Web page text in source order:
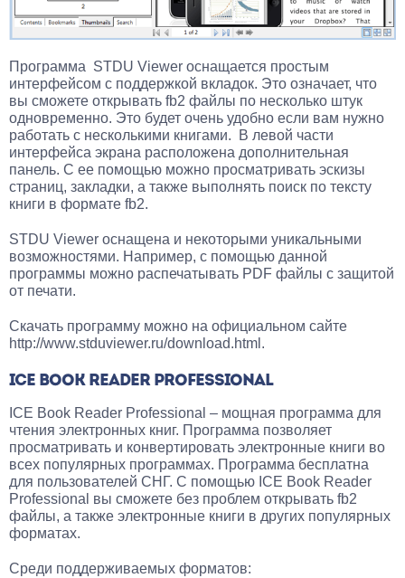
Программа STDU Viewer оснащается простым
интерфейсом с поддержкой вкладок. Это означает, что
вы сможете открывать fb2 файлы по несколько штук
одновременно. Это будет очень удобно если вам нужно
работать с несколькими книгами. В левой части
интерфейса экрана расположена дополнительная
панель. С ее помощью можно просматривать эскизы
страниц, закладки, а также выполнять поиск по тексту
книги в формате fb2.
STDU Viewer оснащена и некоторыми уникальными
возможностями. Например, с помощью данной
программы можно распечатывать PDF файлы с защитой
от печати.
Скачать программу можно на официальном сайте
http://www.stduviewer.ru/download.html.
ICE BOOK READER PROFESSIONAL
ICE Book Reader Professional – мощная программа для
чтения электронных книг. Программа позволяет
просматривать и конвертировать электронные книги во
всех популярных программах. Программа бесплатна
для пользователей СНГ. С помощью ICE Book Reader
Professional вы сможете без проблем открывать fb2
файлы, а также электронные книги в других популярных
форматах.
Среди поддерживаемых форматов: